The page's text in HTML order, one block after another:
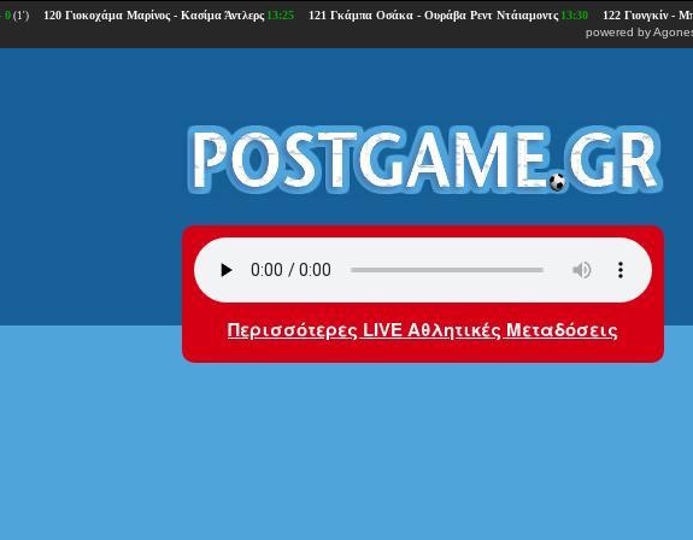
powered by
Περισσότερες LIVE Αθλητικές Μεταδόσεις